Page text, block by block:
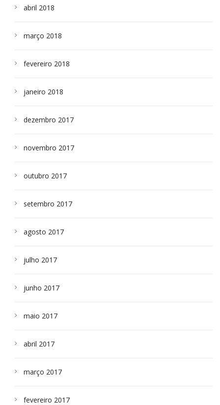
abril 2018
março 2018
fevereiro 2018
janeiro 2018
dezembro 2017
novembro 2017
outubro 2017
setembro 2017
agosto 2017
julho 2017
junho 2017
maio 2017
abril 2017
março 2017
fevereiro 2017